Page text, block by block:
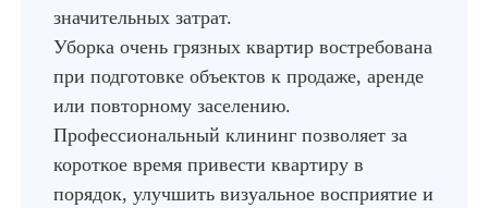
значительных затрат.
Уборка очень грязных квартир востребована
при подготовке объектов к продаже, аренде
или повторному заселению.
Профессиональный клининг позволяет за
короткое время привести квартиру в
порядок, улучшить визуальное восприятие и